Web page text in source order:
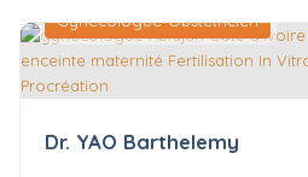
Gynécologue-Obstétricien
Dr. YAO Barthelemy